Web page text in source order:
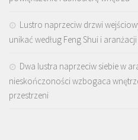
Lustro naprzeciw drzwi
unikać według Feng Shui i
Dwa lustra naprzeciw siebie w
nieskończoności wzbogaca
przestrzeni